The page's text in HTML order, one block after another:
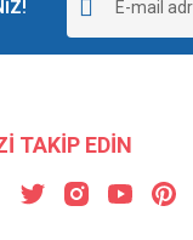
TAKİP EDİN